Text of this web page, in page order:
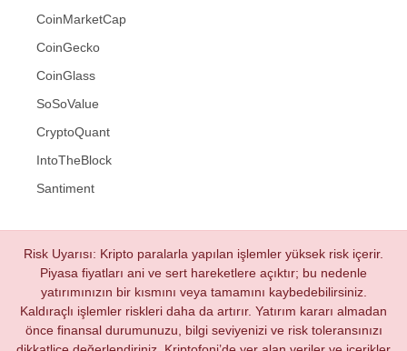
CoinMarketCap
CoinGecko
CoinGlass
SoSoValue
CryptoQuant
IntoTheBlock
Santiment
Risk Uyarısı: Kripto paralarla yapılan işlemler yüksek risk içerir.
Piyasa fiyatları ani ve sert hareketlere açıktır; bu nedenle
yatırımınızın bir kısmını veya tamamını kaybedebilirsiniz.
Kaldıraçlı işlemler riskleri daha da artırır. Yatırım kararı almadan
önce finansal durumunuzu, bilgi seviyenizi ve risk toleransınızı